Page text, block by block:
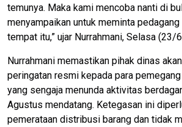
temunya. Maka kami mencoba nanti di
menyampaikan untuk meminta
tempat itu,” ujar Nurrahmani, Selasa (23/
​Nurrahmani memastikan pihak dinas
peringatan resmi kepada para
yang sengaja menunda aktivitas
Agustus mendatang. Ketegasan ini
pemerataan distribusi barang dan tidak